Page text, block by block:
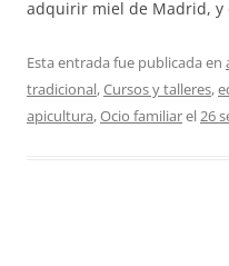
adquirir miel de Madrid, y
Esta entrada fue publicada en
tradicional,Cursos y talleres,
apicultura,Ocio familiarel26